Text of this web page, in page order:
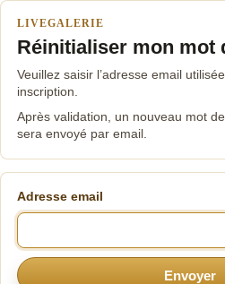
LIVEGALERIE
Réinitialiser mon mot
Veuillez saisir l’adresse email
inscription.
Après validation, un nouveau mot
sera envoyé par email.
Adresse email
Envoyer